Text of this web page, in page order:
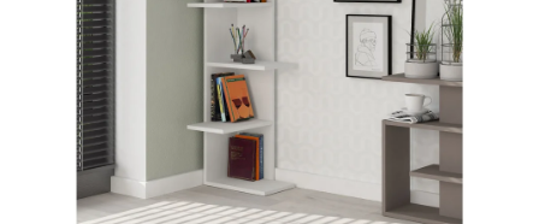
PŘEDSÍŇ
CHOVATELSKÉ POTŘEBY
DOPLŇKY A DEKORACE